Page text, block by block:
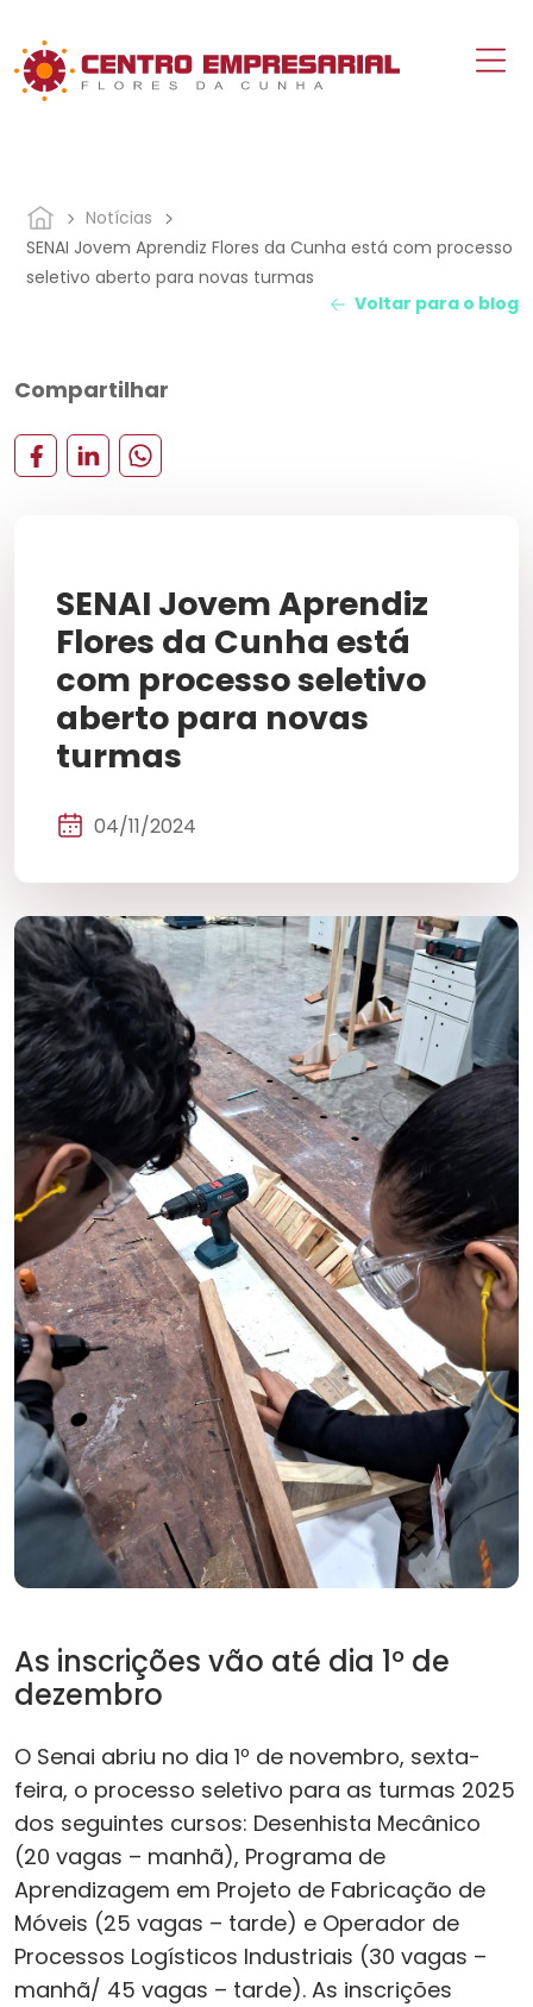
Notícias
SENAI Jovem Aprendiz Flores da Cunha está com processo
seletivo aberto para novas turmas
Voltar para o blog
Compartilhar
SENAI Jovem Aprendiz
Flores da Cunha está
com processo seletivo
aberto para novas
turmas
04/11/2024
As inscrições vão até dia 1º de
dezembro
O Senai abriu no dia 1º de novembro, sexta-
feira, o processo seletivo para as turmas 2025
dos seguintes cursos: Desenhista Mecânico
(20 vagas – manhã), Programa de
Aprendizagem em Projeto de Fabricação de
Móveis (25 vagas – tarde) e Operador de
Processos Logísticos Industriais (30 vagas –
manhã/ 45 vagas – tarde). As inscrições